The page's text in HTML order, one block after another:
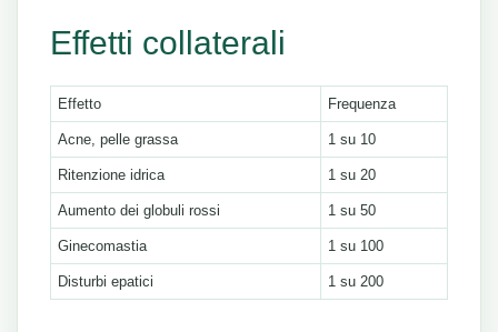
Effetti collaterali
Effetto Frequenza
Acne, pelle grassa 1 su 10
Ritenzione idrica 1 su 20
Aumento dei globuli rossi 1 su 50
Ginecomastia 1 su 100
Disturbi epatici 1 su 200